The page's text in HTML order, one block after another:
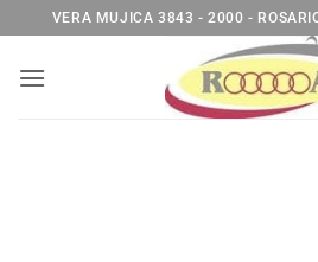
al
contenido
VERA MUJICA 3843 - 2000 -